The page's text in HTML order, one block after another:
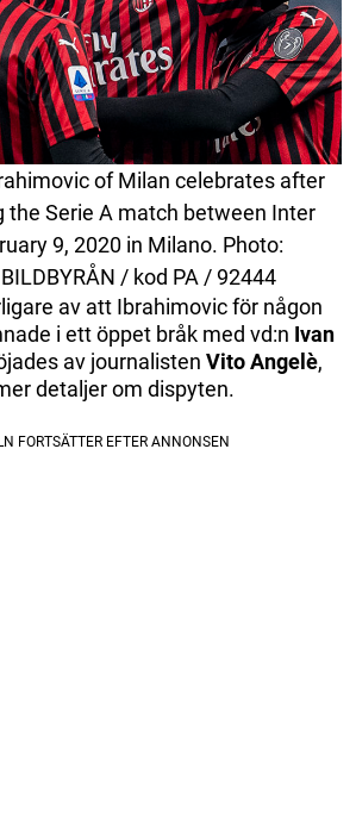
of Milan celebrates after
the Serie A match between Inter
9, 2020 in Milano. Photo:
/ kod PA / 92444
av att Ibrahimovic för någon
i ett öppet bråk med vd:n Ivan
av journalisten VitoAngelè,
detaljer om dispyten.